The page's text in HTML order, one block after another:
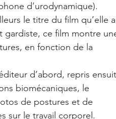
d’urodynamique).
le titre du film qu’elle a
gardiste, ce film montre
en fonction de la
d’abord, repris
biomécaniques, le
de postures et de
sur le travail corporel.